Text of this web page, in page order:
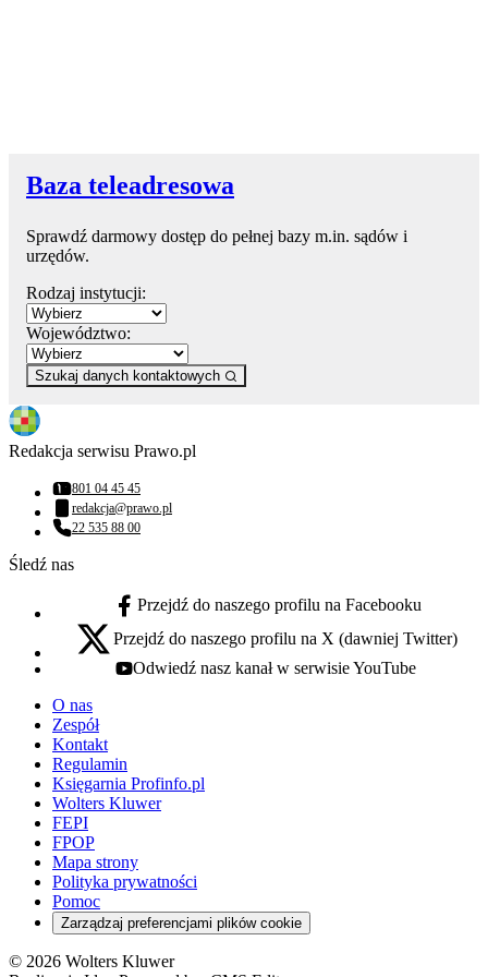
Baza teleadresowa
Sprawdź darmowy dostęp do pełnej bazy m.in. sądów i
urzędów.
Rodzaj instytucji:
Województwo:
Szukaj danych kontaktowych
Redakcja serwisu Prawo.pl
Numer telefonu:
801 04 45 45
Adres email:
redakcja@prawo.pl
Numer telefonu:
22 535 88 00
Śledź nas
facebook - otwiera się w nowej karcie
Przejdź do naszego profilu na Facebooku
x - otwiera się w nowej karcie
Przejdź do naszego profilu na X (dawniej Twitter)
youtube - otwiera się w nowej karcie
Odwiedź nasz kanał w serwisie YouTube
O nas
Zespół
Kontakt
Regulamin
Księgarnia Profinfo.pl
Wolters Kluwer
FEPI
FPOP
Mapa strony
Polityka prywatności
Pomoc
Zarządzaj preferencjami plików cookie
© 2026 Wolters Kluwer